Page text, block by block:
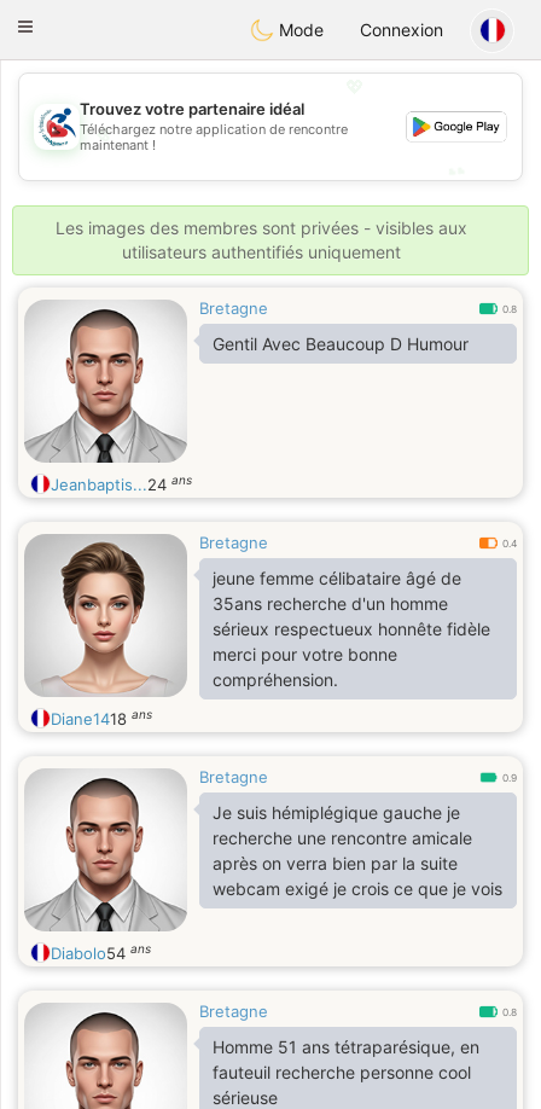
Handi Space
Toggle
Mode Connexion
💖
💕
Trouvez votre partenaire idéal
Téléchargez notre application de rencontre
maintenant !
Les images des membres sont privées - visibles aux
utilisateurs authentifiés uniquement
Bretagne 0.8
Gentil Avec Beaucoup D Humour
Jeanbaptis...24 ans
Bretagne 0.4
jeune femme célibataire âgé de
35ans recherche d'un homme
sérieux respectueux honnête fidèle
merci pour votre bonne
compréhension.
Diane1418 ans
Bretagne 0.9
Je suis hémiplégique gauche je
recherche une rencontre amicale
après on verra bien par la suite
webcam exigé je crois ce que je vois
Diabolo54 ans
Bretagne 0.8
Homme 51 ans tétraparésique, en
fauteuil recherche personne cool
sérieuse